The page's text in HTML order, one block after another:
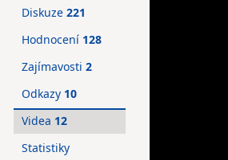
Diskuze 221
Hodnocení 128
Zajímavosti 2
Odkazy 10
Videa 12
Statistiky